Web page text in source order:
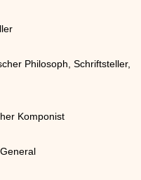
Philosoph, Schriftsteller,
Komponist